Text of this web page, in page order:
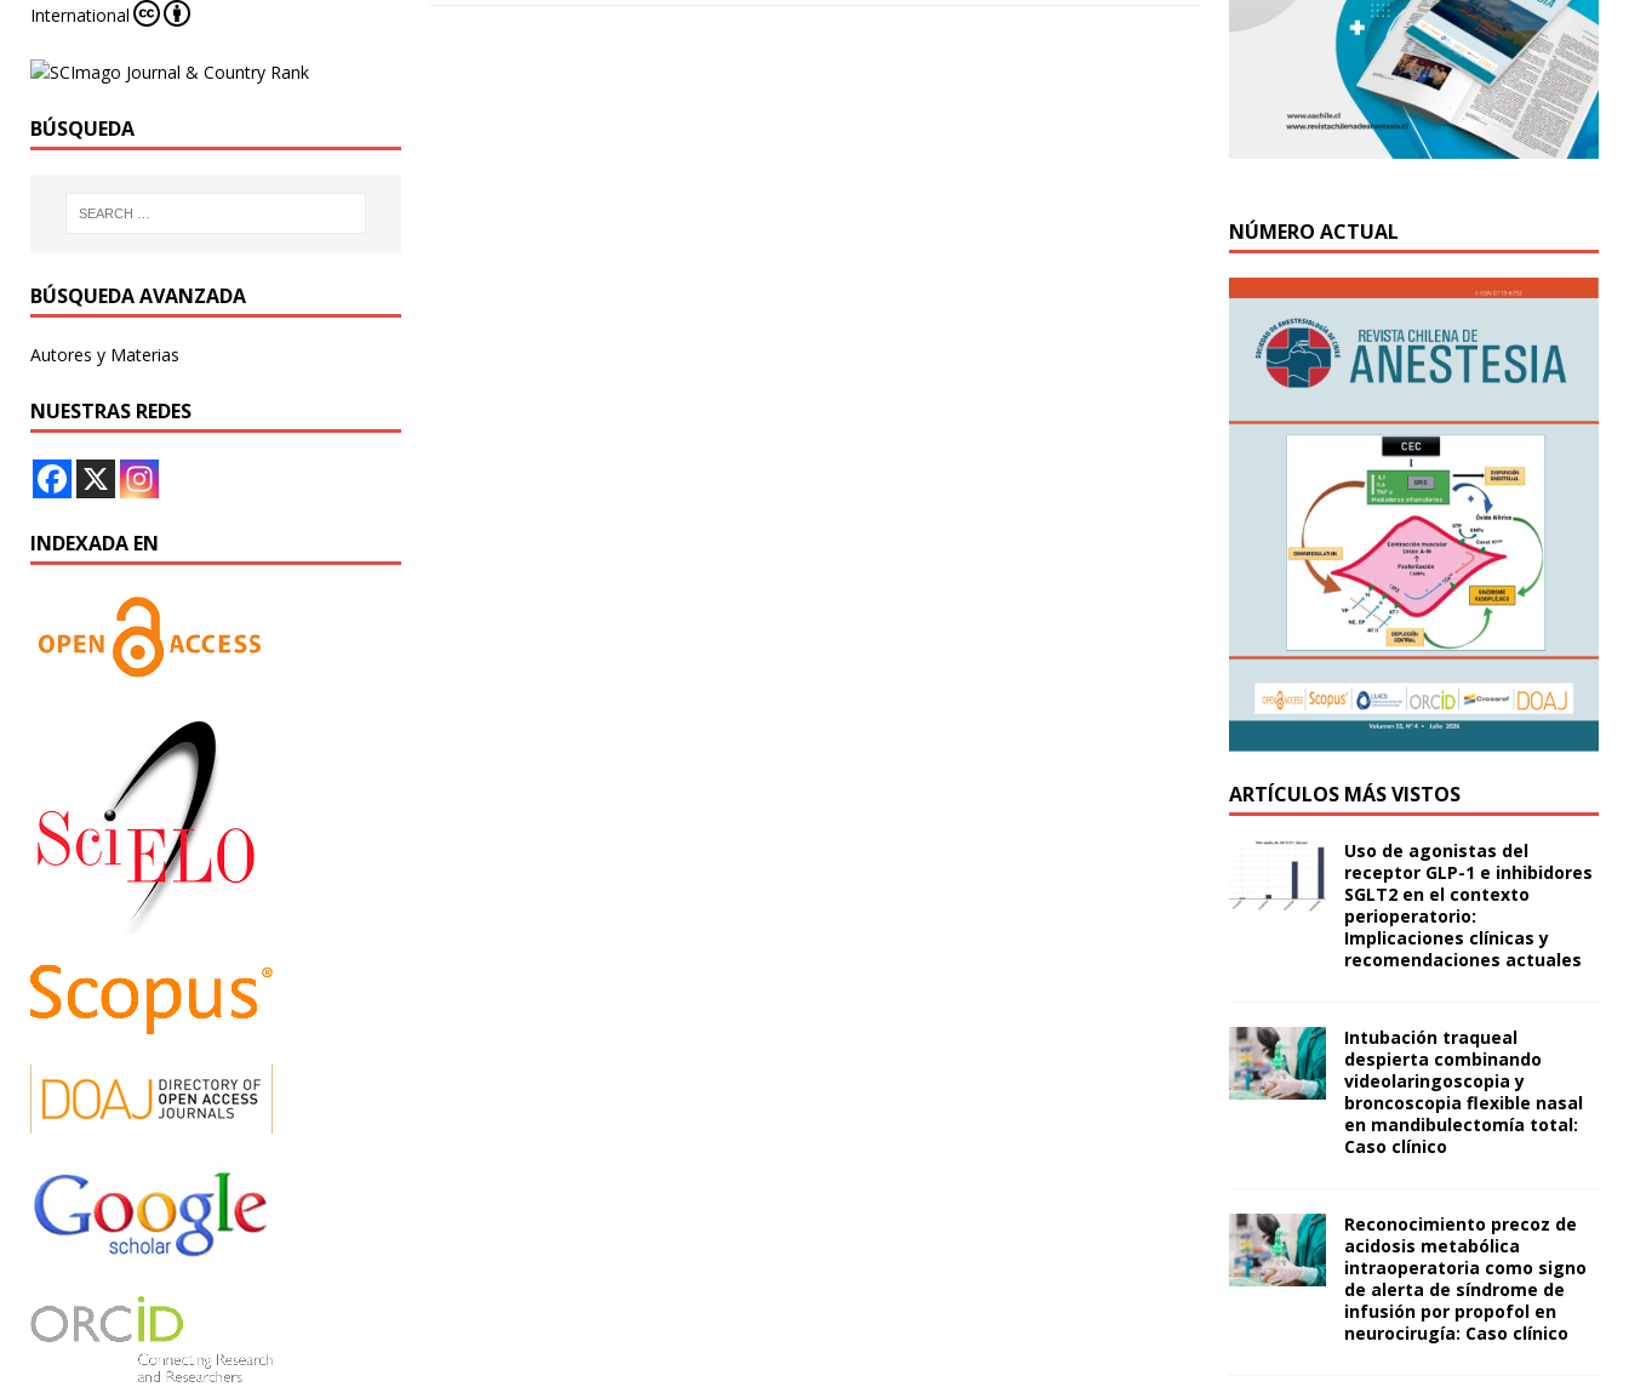
International
BÚSQUEDA
BÚSQUEDA AVANZADA
Autores y Materias
NUESTRAS REDES
INDEXADA EN
NÚMERO ACTUAL
ARTÍCULOS MÁS VISTOS
Uso de agonistas del
receptor GLP-1 e inhibidores
SGLT2 en el contexto
perioperatorio:
Implicaciones clínicas y
recomendaciones actuales
Intubación traqueal
despierta combinando
videolaringoscopia y
broncoscopia flexible nasal
en mandibulectomía total:
Caso clínico
Reconocimiento precoz de
acidosis metabólica
intraoperatoria como signo
de alerta de síndrome de
infusión por propofol en
neurocirugía: Caso clínico